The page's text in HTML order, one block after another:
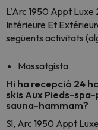
L'Arc 1950 Appt Luxe
Intérieure Et
següents activitats
Massatgista
Hi ha recepció 24
skis Aux Pieds-
sauna-hammam?
Sí, Arc 1950 Appt